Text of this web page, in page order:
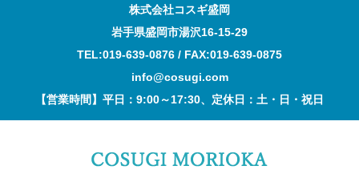
株式会社コスギ盛岡
岩手県盛岡市湯沢16-15-29
TEL:019-639-0876 / FAX:019-639-0875
info@cosugi.com
【営業時間】平日：9:00～17:30、定休日：土・日・祝日